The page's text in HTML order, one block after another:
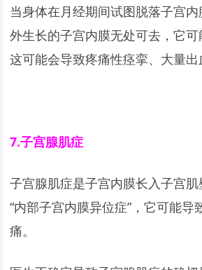
当身体在月经期间试图脱落子宫
外生长的子宫内膜无处可去，它可
这可能会导致疼痛性痉挛、大量出
7.子宫腺肌症
子宫腺肌症是子宫内膜长入子宫
“内部子宫内膜异位症”，它可能导
痛。